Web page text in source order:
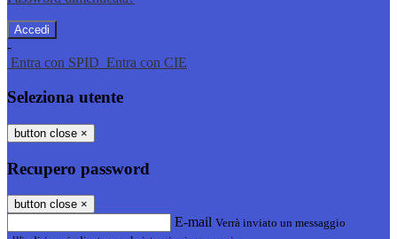
-
Entra con SPID Entra con CIE
Seleziona utente
button close ×
Recupero password
button close ×
E-mail Verrà inviato un messaggio